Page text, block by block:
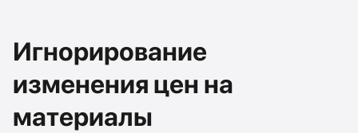
Игнорирование
изменения цен на
материалы